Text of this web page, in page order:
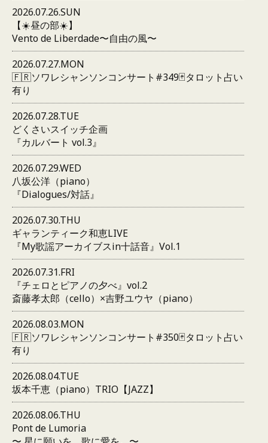
2026.07.26.SUN
【☀️昼の部☀️】
Vento de Liberdade〜自由の風〜
2026.07.27.MON
🇫🇷ソワレシャンソンコンサート#349🃏タロット占い
有り
2026.07.28.TUE
どくさいスイッチ企画
『カルバート vol.3』
2026.07.29.WED
八坂公洋（piano）
『Dialogues/対話』
2026.07.30.THU
ギャランティーク和恵LIVE
『My歌謡アーカイブスin十話音』Vol.1
2026.07.31.FRI
『チェロとピアノの夕べ』vol.2
斎藤孝太郎（cello）×吉野ユウヤ（piano）
2026.08.03.MON
🇫🇷ソワレシャンソンコンサート#350🃏タロット占い
有り
2026.08.04.TUE
坂本千恵（piano）TRIO【JAZZ】
2026.08.06.THU
Pont de Lumoria